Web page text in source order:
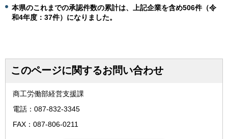
本県のこれまでの承認件数の累計は、上記企業を含め506件（令
和4年度：37件）になりました。
このページに関するお問い合わせ
商工労働部経営支援課
電話：087-832-3345
FAX：087-806-0211